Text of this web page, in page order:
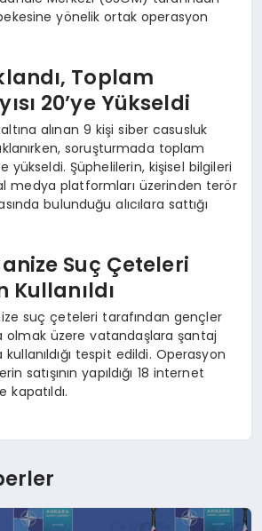
yönelik ortak operasyon
Toplam
20’ye Yükseldi
alınan 9 kişi siber casusluk
soruşturmada toplam
yükseldi. Şüphelilerin, kişisel bilgileri
medya platformları üzerinden terör
bulunduğu alıcılara sattığı
Suç Çeteleri
Kullanıldı
suç çeteleri tarafından gençler
olmak üzere vatandaşlara şantaj
tespit edildi. Operasyon
satışının yapıldığı 18 internet